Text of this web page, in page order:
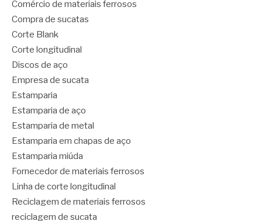
Comércio de materiais ferrosos
Compra de sucatas
Corte Blank
Corte longitudinal
Discos de aço
Empresa de sucata
Estamparia
Estamparia de aço
Estamparia de metal
Estamparia em chapas de aço
Estamparia miúda
Fornecedor de materiais ferrosos
Linha de corte longitudinal
Reciclagem de materiais ferrosos
reciclagem de sucata